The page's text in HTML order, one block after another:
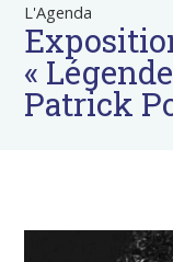
L'Agenda
«
Patrick